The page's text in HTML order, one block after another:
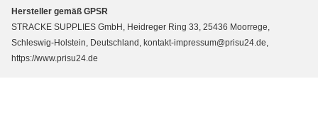
Hersteller gemäß GPSR
STRACKE SUPPLIES GmbH, Heidreger Ring 33, 25436 Moorrege,
Schleswig-Holstein, Deutschland, kontakt-impressum@prisu24.de,
https://www.prisu24.de